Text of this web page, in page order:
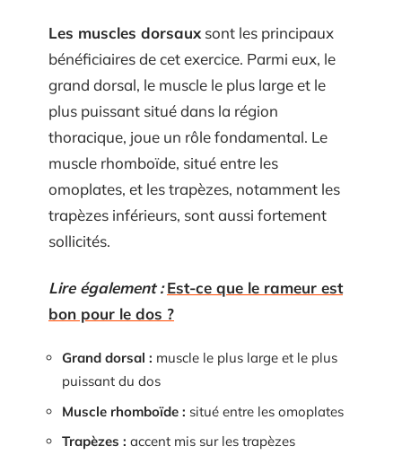
Les muscles dorsaux sont les principaux
bénéficiaires de cet exercice. Parmi eux, le
grand dorsal, le muscle le plus large et le
plus puissant situé dans la région
thoracique, joue un rôle fondamental. Le
muscle rhomboïde, situé entre les
omoplates, et les trapèzes, notamment les
trapèzes inférieurs, sont aussi fortement
sollicités.
Lire également : Est-ce que le rameur est
bon pour le dos ?
Grand dorsal : muscle le plus large et le plus
puissant du dos
Muscle rhomboïde : situé entre les omoplates
Trapèzes : accent mis sur les trapèzes